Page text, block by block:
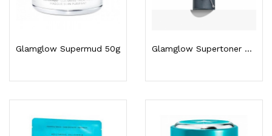
Glamglow Supermud 50g Glamglow Supertoner Solution Acide Exfoliante...